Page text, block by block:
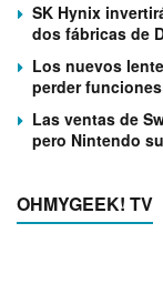
SK Hynix
dos fábricas de
Los nuevos
perder
Las ventas de
pero Nintendo
OHMYGEEK! TV